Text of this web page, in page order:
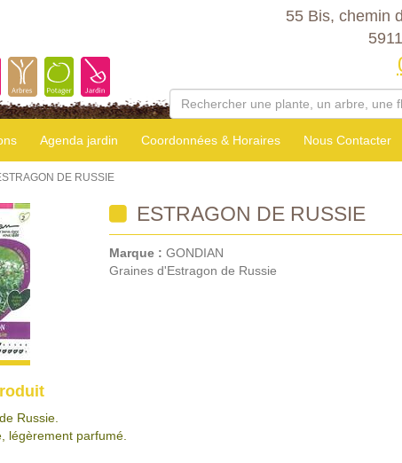
55 Bis, chemin
Agenda jardin Coordonnées & Horaires Nous Contacter
DE RUSSIE
ESTRAGON DE RUSSIE
Marque : GONDIAN
Graines d'Estragon de Russie
Russie.
légèrement parfumé.